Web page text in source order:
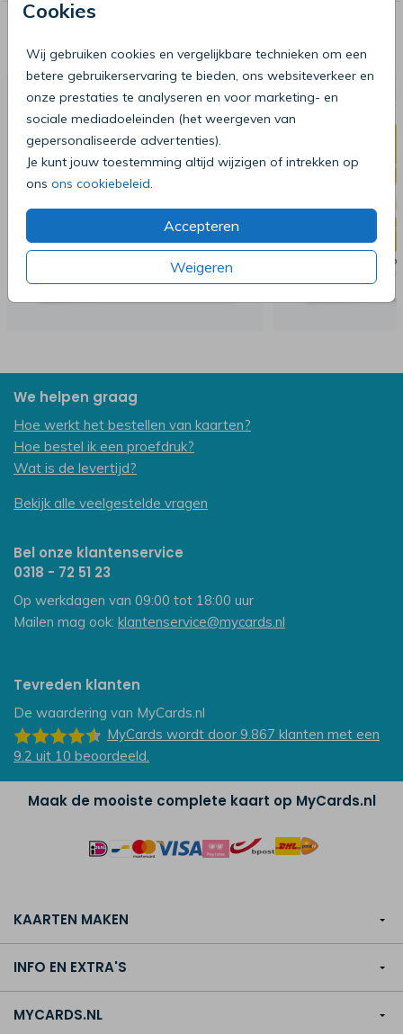
Cookies
Wij gebruiken cookies en vergelijkbare technieken om een
betere gebruikerservaring te bieden, ons websiteverkeer en
onze prestaties te analyseren en voor marketing- en
sociale mediadoeleinden (het weergeven van
gepersonaliseerde advertenties).
Je kunt jouw toestemming altijd wijzigen of intrekken op
ons ons cookiebeleid
Accepteren
Weigeren
voor je
We helpen graag
Hoe werkt het bestellen van kaarten?
Hoe bestel ik een proefdruk?
Wat is de levertijd?
Bekijk alle veelgestelde vragen
Bel onze klantenservice
0318 - 72 51 23
Op werkdagen van 09:00 tot 18:00 uur
Mailen mag ook: klantenservice@mycards.nl
Tevreden klanten
De waardering van MyCards.nl
MyCards wordt door 9.867 klanten met een
9.2 uit 10 beoordeeld.
Maak de mooiste complete kaart op MyCards.nl
KAARTEN MAKEN
INFO EN EXTRA'S
MYCARDS.NL